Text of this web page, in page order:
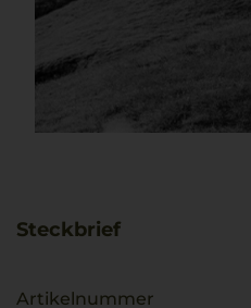
Steckbrief
Artikelnummer